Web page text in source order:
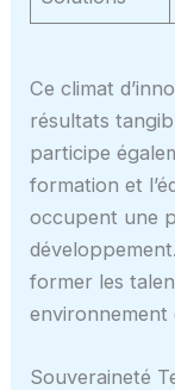
Ce climat
résultats
participe
formation et
occupent une
former les
environnement
Souveraineté